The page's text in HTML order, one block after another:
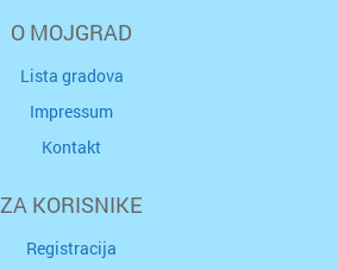
O MOJGRAD
Lista gradova
Impressum
Kontakt
ZA KORISNIKE
Registracija